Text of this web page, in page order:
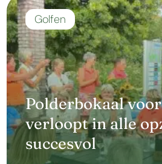
Polderbokaal
verloopt in alle
succesvol
Golfen